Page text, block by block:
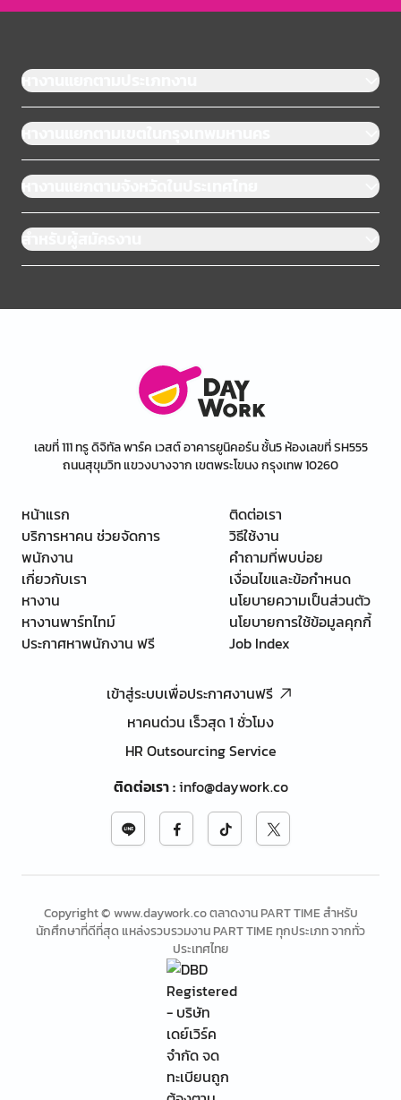
หางานแยกตามประเภทงาน
หางานแยกตามเขตในกรุงเทพมหานคร
หางานแยกตามจังหวัดในประเทศไทย
สำหรับผู้สมัครงาน
เลขที่ 111 ทรู ดิจิทัล พาร์ค เวสต์ อาคารยูนิคอร์น ชั้น5 ห้องเลขที่ SH555
ถนนสุขุมวิท แขวงบางจาก เขตพระโขนง กรุงเทพ 10260
หน้าแรก
บริการหาคน ช่วยจัดการ
พนักงาน
เกี่ยวกับเรา
หางาน
หางานพาร์ทไทม์
ประกาศหาพนักงาน ฟรี
ติดต่อเรา
วิธีใช้งาน
คำถามที่พบบ่อย
เงื่อนไขและข้อกำหนด
นโยบายความเป็นส่วนตัว
นโยบายการใช้ข้อมูลคุกกี้
Job Index
เข้าสู่ระบบเพื่อประกาศงานฟรี
หาคนด่วน เร็วสุด 1 ชั่วโมง
HR Outsourcing Service
ติดต่อเรา:info@daywork.co
Copyright © www.daywork.co ตลาดงาน PART TIME สำหรับ
นักศึกษาที่ดีที่สุด แหล่งรวบรวมงาน PART TIME ทุกประเภท จากทั่ว
ประเทศไทย